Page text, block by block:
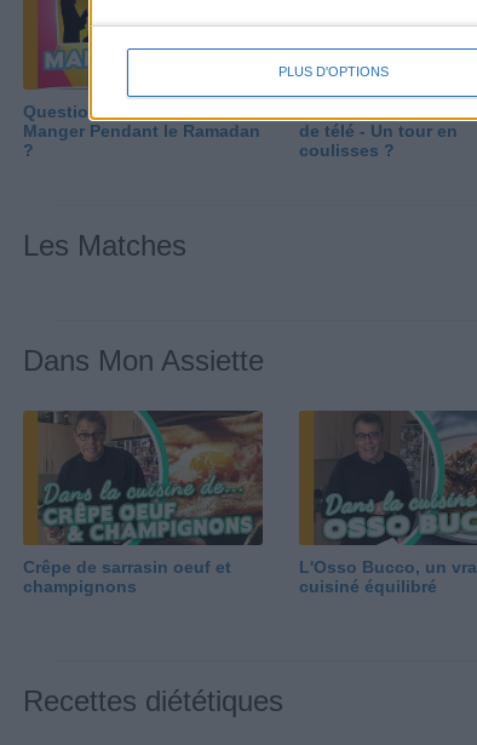
PLUS D'OPTIONS
Question/Réponse : Que
Manger Pendant le Ramadan
?
de télé - Un tour en
coulisses ?
Les Matches
Dans Mon Assiette
Crêpe de sarrasin oeuf et
champignons
L'Osso Bucco, un
cuisiné équilibré
Recettes diététiques